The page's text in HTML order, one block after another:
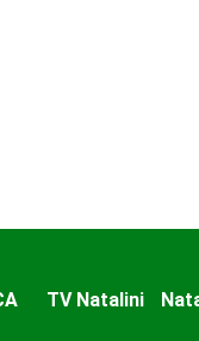
TV Natalini